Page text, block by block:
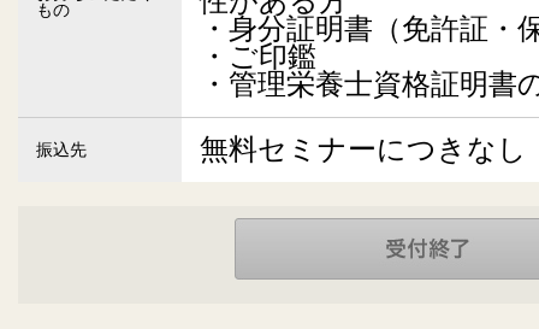
もの
・身分証明書（免許証・
・ご印鑑
・管理栄養士資格証明書
振込先 無料セミナーにつきなし